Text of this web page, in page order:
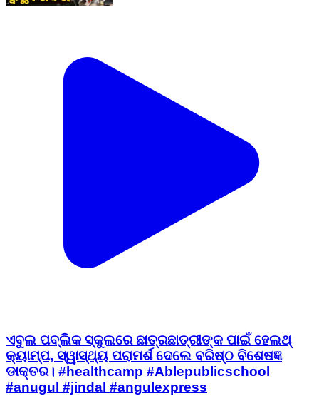
ଏବୁଲ ପବ୍ଲିକ ସ୍କୁଲରେ ଛାତ୍ରଛାତ୍ରୀଙ୍କ ପାଇଁ ହେଲଥ୍
କ୍ୟାମ୍ପ, ସ୍ୱାସ୍ଥ୍ୟ ପରାମର୍ଶ ଦେଲେ ବରିଷ୍ଠ ବିଶେଷଜ୍ଞ
ଡାକ୍ତର। #healthcamp #Ablepublicschool
#anugul #jindal #angulexpress